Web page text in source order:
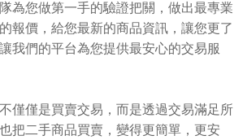
為您做第一手的驗證把關，做出最專業
報價，給您最新的商品資訊，讓您更了
我們的平台為您提供最安心的交易服
僅僅是買賣交易，而是透過交易滿足所
把二手商品買賣，變得更簡單，更安